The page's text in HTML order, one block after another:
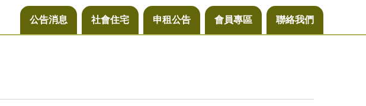
公告消息 社會住宅 申租公告 會員專區 聯絡我們